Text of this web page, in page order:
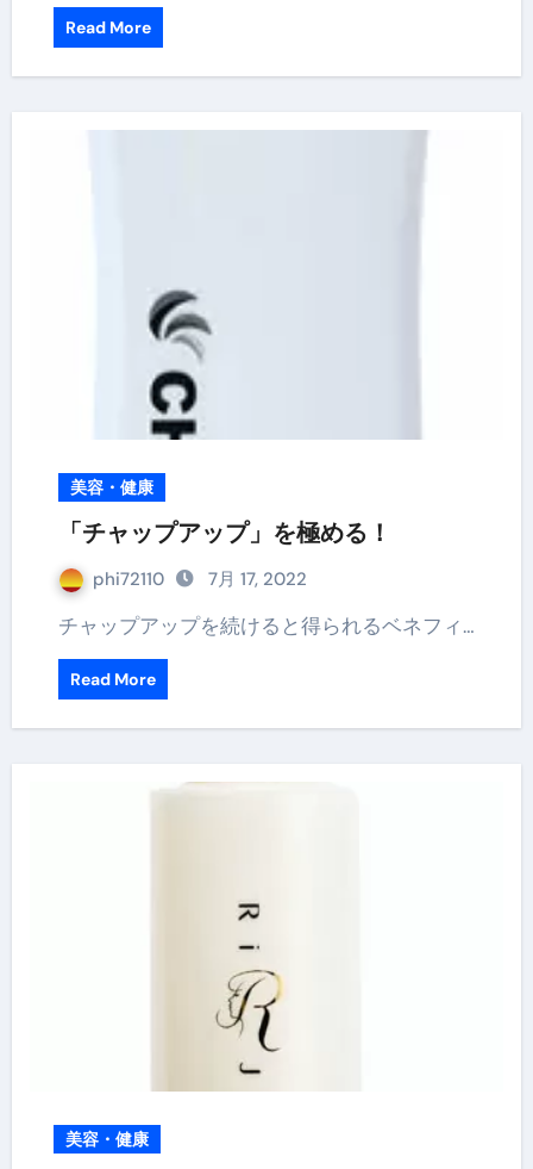
Read More
美容・健康
「チャップアップ」を極める！
phi72110 7月 17, 2022
チャップアップを続けると得られるベネフィ…
Read More
美容・健康